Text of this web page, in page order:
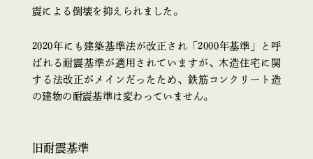
震による倒壊を抑えられました。
2020年にも建築基準法が改正され「2000年基準」と呼
ばれる耐震基準が適用されていますが、木造住宅に関
する法改正がメインだったため、鉄筋コンクリート造
の建物の耐震基準は変わっていません。
旧耐震基準